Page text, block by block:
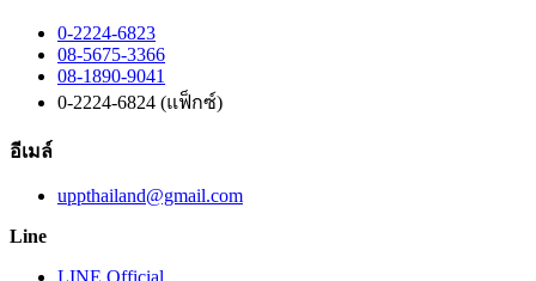
0-2224-6823
08-5675-3366
08-1890-9041
0-2224-6824 (แฟ็กซ์)
อีเมล์
uppthailand@gmail.com
Line
LINE Official